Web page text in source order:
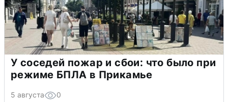
У соседей пожар и сбои: что было при
режиме БПЛА в Прикамье
5 августа 0